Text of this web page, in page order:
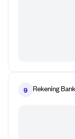
9 Rekening